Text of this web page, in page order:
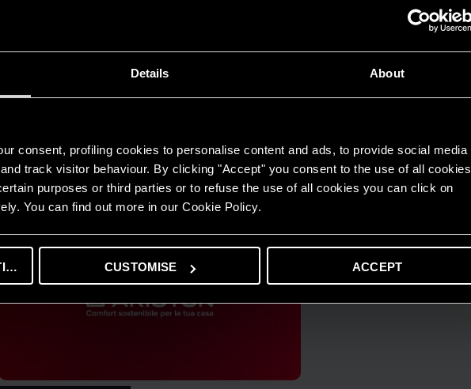
Details About
consent, profiling cookies to personalise content and ads, to provide social media
track visitor behaviour. By clicking "Accept" you consent to the use of all cookies
purposes or third parties or to refuse the use of all cookies you can click on
You can find out more in our Cookie Policy.
CUSTOMISE ACCEPT